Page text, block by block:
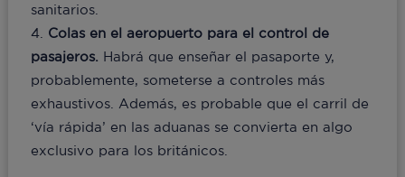
sanitarios.
Colas en el aeropuerto para el control de
pasajeros. Habrá que enseñar el pasaporte y,
probablemente, someterse a controles más
exhaustivos. Además, es probable que el carril de
‘vía rápida’ en las aduanas se convierta en algo
exclusivo para los británicos.